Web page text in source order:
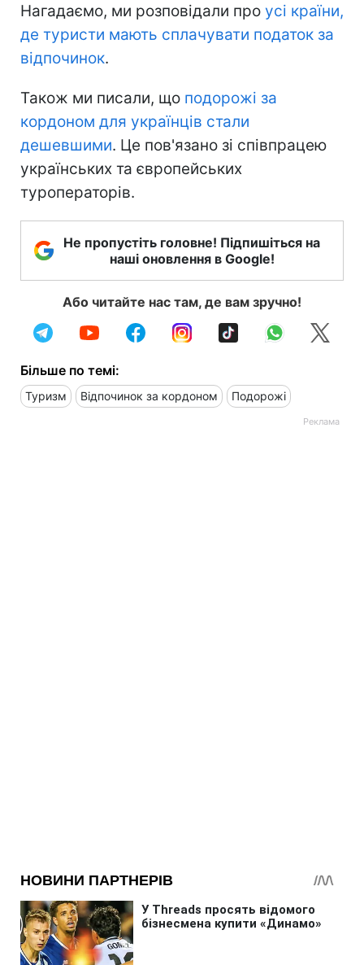
Нагадаємо, ми розповідали про усі країни,
де туристи мають сплачувати податок за
відпочинок.
Також ми писали, що подорожі за
кордоном для українців стали
дешевшими. Це пов'язано зі співпрацею
українських та європейських
туроператорів.
Не пропустіть головне! Підпишіться на
наші оновлення в Google!
Або читайте нас там, де вам зручно!
Більше по темі:
Туризм Відпочинок за кордоном Подорожі